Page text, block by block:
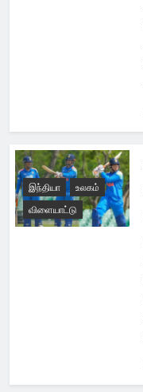
இந்தியா
உலகம்
விளையாட்டு